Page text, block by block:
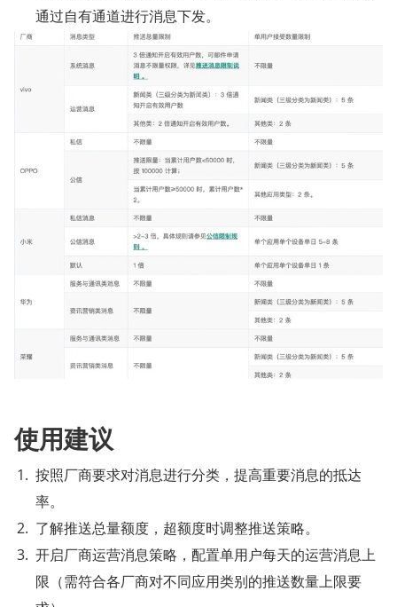
通过自有通道进行消息下发。
使用建议
按照厂商要求对消息进行分类，提高重要消息的抵达
率。
了解推送总量额度，超额度时调整推送策略。
开启厂商运营消息策略，配置单用户每天的运营消息上
限（需符合各厂商对不同应用类别的推送数量上限要